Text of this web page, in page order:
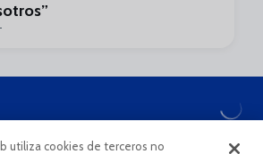
utiliza cookies de terceros no